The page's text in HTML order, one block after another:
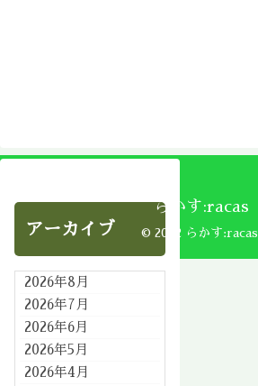
アーカイブ
2026年8月
2026年7月
2026年6月
2026年5月
2026年4月
らかす:racas
© 2002 らかす:racas.